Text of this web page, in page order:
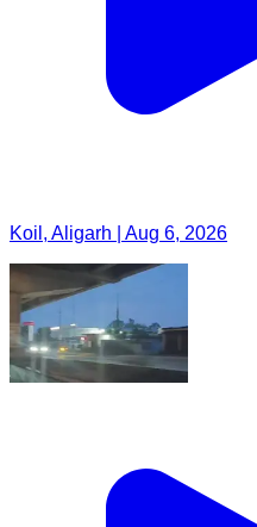
Koil, Aligarh | Aug 6, 2026